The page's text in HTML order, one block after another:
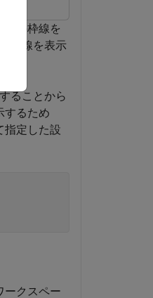
トの枠線を
枠線を表示
ることから
するため
指定した設
ークスペー